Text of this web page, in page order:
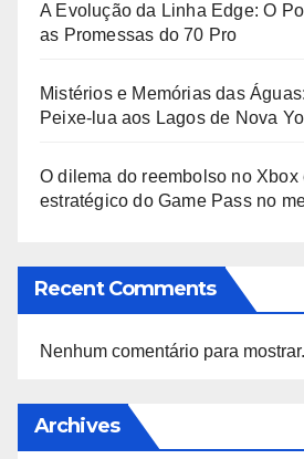
A Evolução da Linha Edge: O
as Promessas do 70 Pro
Mistérios e Memórias das
Peixe-lua aos Lagos de Nova
O dilema do reembolso no Xbox
estratégico do Game Pass no
Recent Comments
Nenhum comentário para mostrar.
Archives